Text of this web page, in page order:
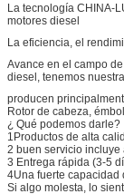
La tecnología CHINA-
motores diesel
La eficiencia, el
Avance en el campo
diesel, tenemos
producen
Rotor de cabeza,
¿ Qué podemos darle?
1Productos de alta
2 buen servicio incluye
3 Entrega rápida (3-5
4Una fuerte capacidad
Si algo molesta, lo